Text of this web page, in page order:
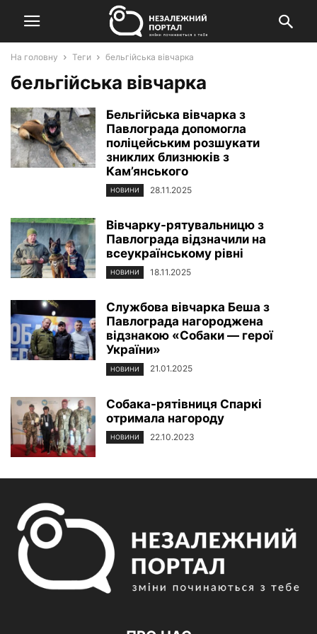
На головну Теги бельгійська вівчарка
бельгійська вівчарка
Бельгійська вівчарка з
Павлограда допомогла
поліцейським розшукати
зниклих близнюків з
Кам’янського
НОВИНИ 28.11.2025
Вівчарку-рятувальницю з
Павлограда відзначили на
всеукраїнському рівні
НОВИНИ 18.11.2025
Службова вівчарка Беша з
Павлограда нагороджена
відзнакою «Собаки — герої
України»
НОВИНИ 21.01.2025
Собака-рятівниця Спаркі
отримала нагороду
НОВИНИ 22.10.2023